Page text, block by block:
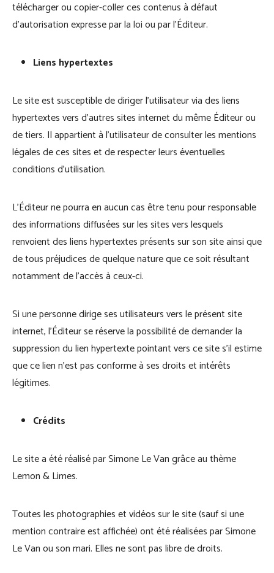
télécharger ou copier-coller ces contenus à défaut
d’autorisation expresse par la loi ou par l’Éditeur.
Liens hypertextes
Le site est susceptible de diriger l’utilisateur via des liens
hypertextes vers d’autres sites internet du même Éditeur ou
de tiers. Il appartient à l’utilisateur de consulter les mentions
légales de ces sites et de respecter leurs éventuelles
conditions d’utilisation.
L’Éditeur ne pourra en aucun cas être tenu pour responsable
des informations diffusées sur les sites vers lesquels
renvoient des liens hypertextes présents sur son site ainsi que
de tous préjudices de quelque nature que ce soit résultant
notamment de l’accès à ceux-ci.
Si une personne dirige ses utilisateurs vers le présent site
internet, l’Éditeur se réserve la possibilité de demander la
suppression du lien hypertexte pointant vers ce site s’il estime
que ce lien n’est pas conforme à ses droits et intérêts
légitimes.
Crédits
Le site a été réalisé par Simone Le Van grâce au thème
Lemon & Limes.
Toutes les photographies et vidéos sur le site (sauf si une
mention contraire est affichée) ont été réalisées par Simone
Le Van ou son mari. Elles ne sont pas libre de droits.